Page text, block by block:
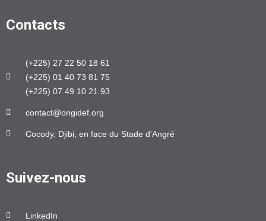
Contacts
(+225) 27 22 50 18 61
(+225) 01 40 73 81 75
(+225) 07 49 10 21 93
contact@ongidef.org
Cocody, Djibi, en face du Stade d'Angré
Suivez-nous
LinkedIn